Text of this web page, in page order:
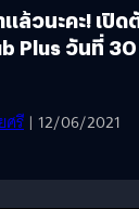
ล้วนะคะ! เปิ
Plus วันที่
ศรี | 12/06/2021